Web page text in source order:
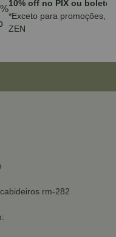
no cartão
rm-282